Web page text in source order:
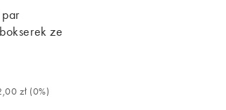
ze
od 30 dni 252,00 zł (0%). Było 329,00 zł.
zł (0%)